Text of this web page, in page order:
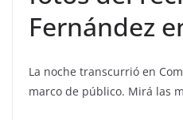
Fernández
La noche transcurrió en
marco de público. Mirá las